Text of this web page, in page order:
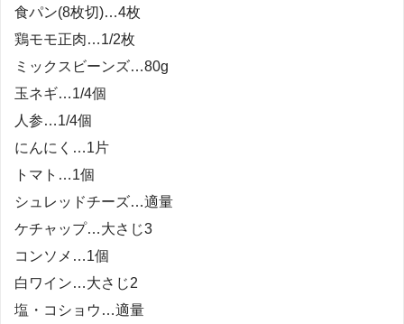
食パン(8枚切)…4枚
鶏モモ正肉…1/2枚
ミックスビーンズ…80g
玉ネギ…1/4個
人参…1/4個
にんにく…1片
トマト…1個
シュレッドチーズ…適量
ケチャップ…大さじ3
コンソメ…1個
白ワイン…大さじ2
塩・コショウ…適量